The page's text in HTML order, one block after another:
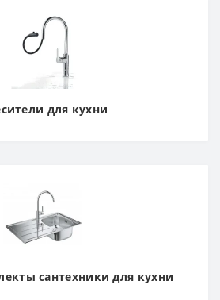
для кухни
сантехники для кухни